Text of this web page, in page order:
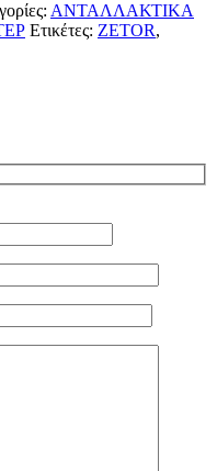
ΑΝΤΑΛΛΑΚΤΙΚΑ
Ετικέτες: ZETOR,